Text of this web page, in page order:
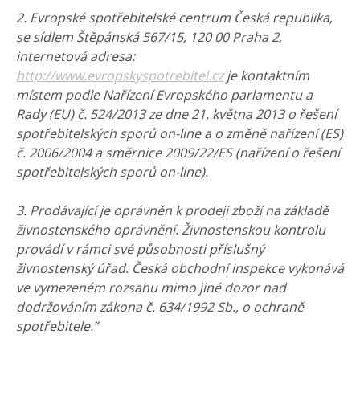
2. Evropské spotřebitelské centrum Česká republika,
se sídlem Štěpánská 567/15, 120 00 Praha 2,
internetová adresa:
http://www.evropskyspotrebitel.czje kontaktním
místem podle Nařízení Evropského parlamentu a
Rady (EU) č. 524/2013 ze dne 21. května 2013 o řešení
spotřebitelských sporů on-line a o změně nařízení (ES)
č. 2006/2004 a směrnice 2009/22/ES (nařízení o řešení
spotřebitelských sporů on-line).
3. Prodávající je oprávněn k prodeji zboží na základě
živnostenského oprávnění. Živnostenskou kontrolu
provádí v rámci své působnosti příslušný
živnostenský úřad. Česká obchodní inspekce vykonává
ve vymezeném rozsahu mimo jiné dozor nad
dodržováním zákona č. 634/1992 Sb., o ochraně
spotřebitele.”